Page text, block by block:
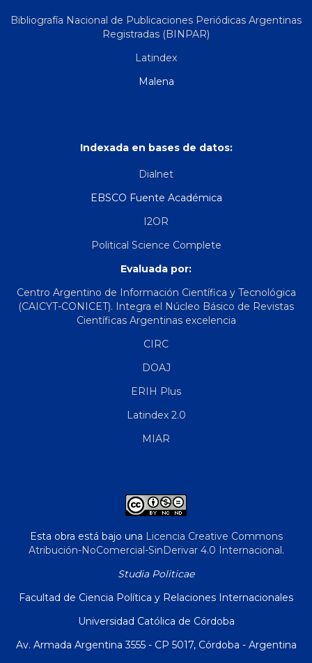
Bibliografía Nacional de Publicaciones Periódicas Argentinas
Registradas (BINPAR)
Latindex
Malena
Indexada en bases de datos:
Dialnet
EBSCO Fuente Académica
I2OR
Political Science Complete
Evaluada por:
Centro Argentino de Información Científica y Tecnológica
(CAICYT-CONICET). Integra el Núcleo Básico de Revistas
Científicas Argentinas excelencia
CIRC
DOAJ
ERIH Plus
Latindex 2.0
MIAR
Esta obra está bajo una Licencia Creative Commons
Atribución-NoComercial-SinDerivar 4.0 Internacional .
Studia Politicae
Facultad de Ciencia Política y Relaciones Internacionales
Universidad Católica de Córdoba
Av. Armada Argentina 3555 - CP 5017, Córdoba - Argentina